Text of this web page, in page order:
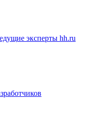
эксперты hh.ru